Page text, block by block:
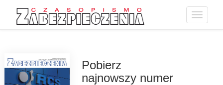
Toggle
Pobierz
najnowszy numer